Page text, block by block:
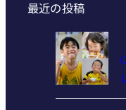
最近の投稿